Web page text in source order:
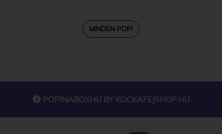
MINDEN POP!
POPINABOXHU BY KOCKAFEJSHOP.HU